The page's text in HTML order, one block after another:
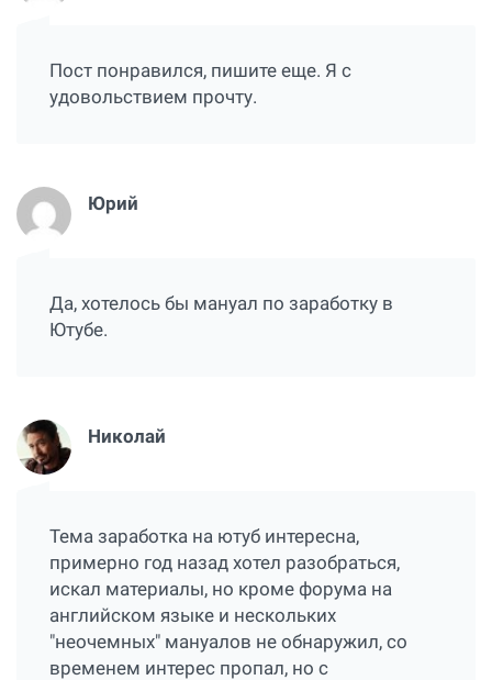
Пост понравился, пишите еще. Я с
удовольствием прочту.
Юрий
Да, хотелось бы мануал по заработку в
Ютубе.
Николай
Тема заработка на ютуб интересна,
примерно год назад хотел разобраться,
искал материалы, но кроме форума на
английском языке и нескольких
"неочемных" мануалов не обнаружил, со
временем интерес пропал, но с